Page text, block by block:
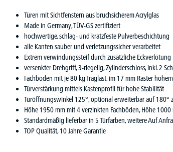
Türen mit Sichtfenstern aus bruchsicherem Acrylglas
Made in Germany, TÜV-GS zertifiziert
hochwertige, schlag- und kratzfeste Pulverbeschichtung
alle Kanten sauber und verletzungssicher verarbeitet
Extrem verwindungssteif durch zusätzliche Eckverlötung
versenkter Drehgriff, 3-riegelig, Zylinderschloss, inkl. 2
Fachböden mit je 80 kg Traglast, im 17 mm Raster
Türverstärkung mittels Kastenprofil für hohe Stabilität
Türöffnungswinkel 125°, optional erweiterbar auf 180°
Höhe 1950 mm mit 4 verzinkten Fachböden, Höhe
Standardmäßig lieferbar in 5 Türfarben, weitere Auf
TOP Qualität, 10 Jahre Garantie